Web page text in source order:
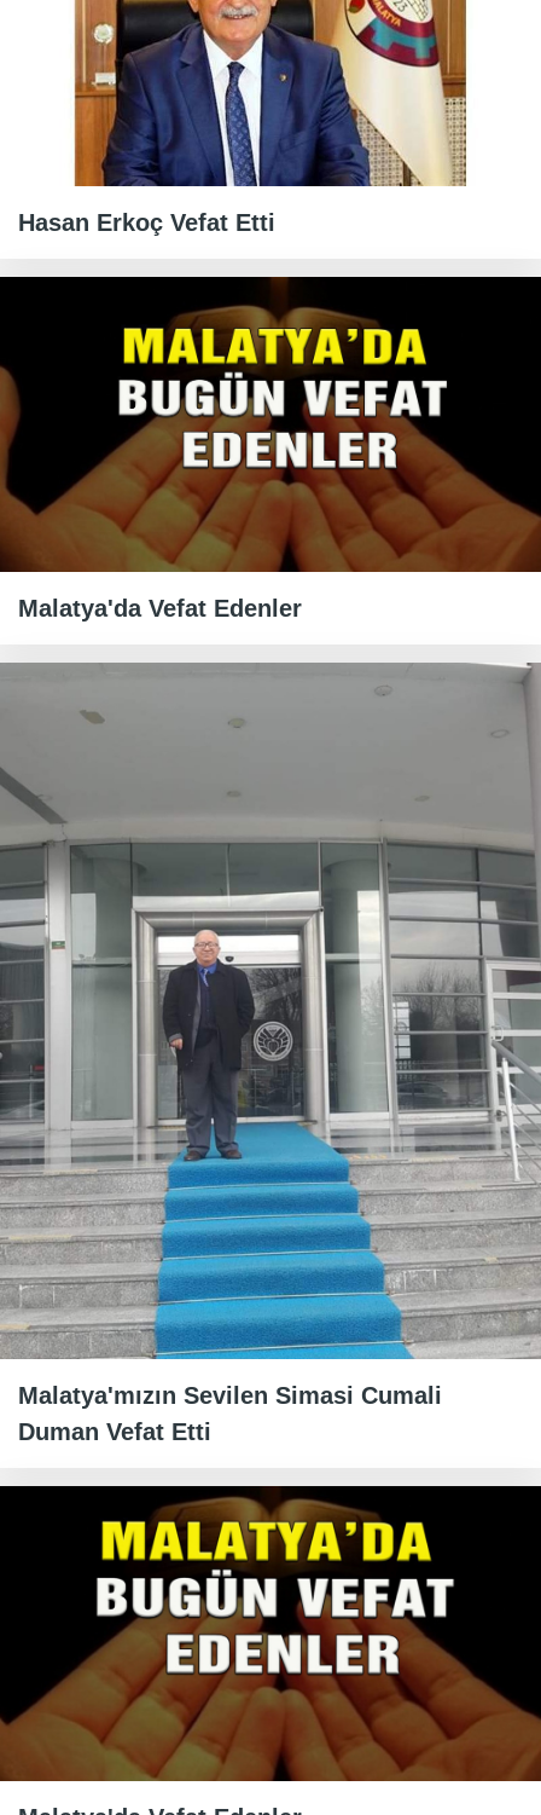
Hasan Erkoç Vefat Etti
Malatya'da Vefat Edenler
Malatya'mızın Sevilen Simasi Cumali
Duman Vefat Etti